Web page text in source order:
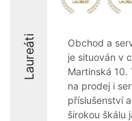
Laureáti
Obchod a
je situován v
Martinská 10.
na prodej i
příslušenství
širokou škálu